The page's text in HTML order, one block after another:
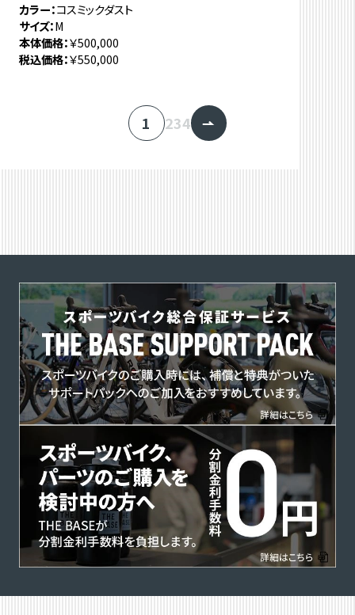
カラー コスミックダスト
サイズ M
本体価格 ￥500,000
税込価格 ￥550,000
1 234